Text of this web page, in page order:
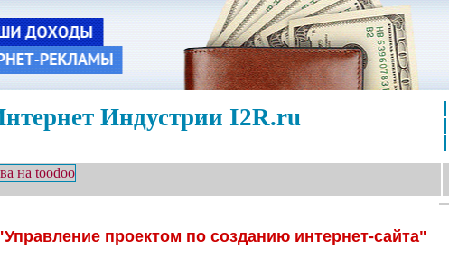
Индустрии I2R.ru
проектом по созданию интернет-сайта"